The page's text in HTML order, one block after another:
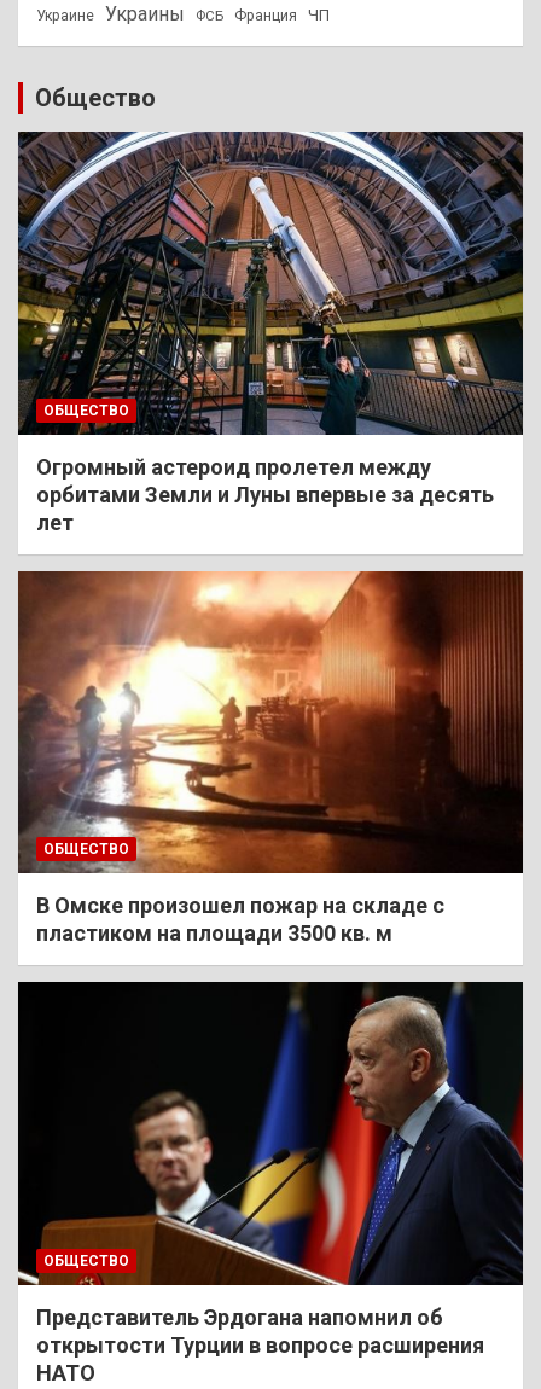
Украине Украины ФСБ Франция ЧП
Общество
ОБЩЕСТВО
Огромный астероид пролетел между
орбитами Земли и Луны впервые за десять
лет
ОБЩЕСТВО
В Омске произошел пожар на складе с
пластиком на площади 3500 кв. м
ОБЩЕСТВО
Представитель Эрдогана напомнил об
открытости Турции в вопросе расширения
НАТО